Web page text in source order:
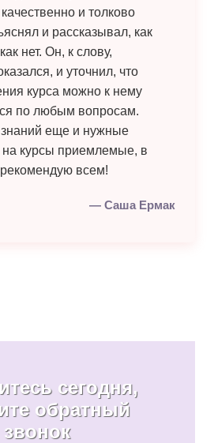
и толково
и рассказывал, как
нет. Он, к слову,
и уточнил, что
курса можно к нему
по любым вопросам.
еще и нужные
курсы приемлемые, в
всем!
Саша Ермак
сегодня,
обратный
звонок